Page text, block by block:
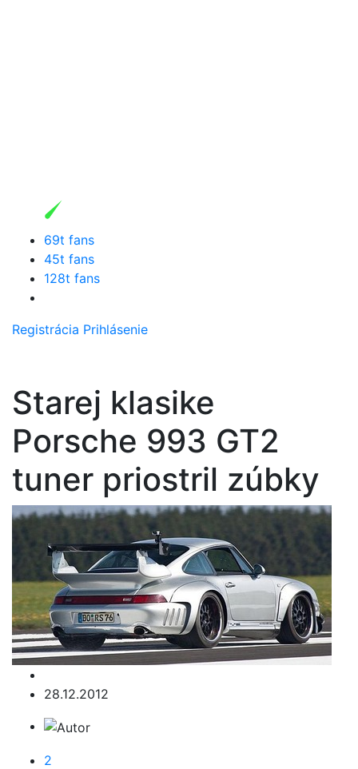
69t fans
45t fans
128t fans
Registrácia Prihlásenie
Starej klasike
Porsche 993 GT2
tuner priostril zúbky
28.12.2012
2